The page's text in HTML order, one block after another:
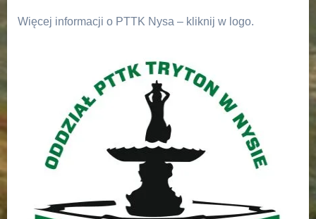
Więcej informacji o PTTK Nysa – kliknij w logo.